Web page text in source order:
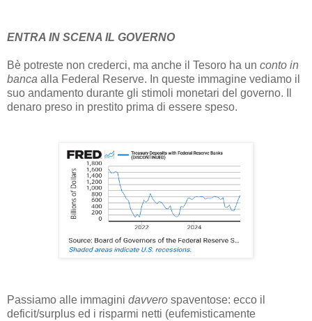
ENTRA IN SCENA IL GOVERNO
Bè potreste non crederci, ma anche il Tesoro ha un conto in
banca alla Federal Reserve. In queste immagine vediamo il
suo andamento durante gli stimoli monetari del governo. Il
denaro preso in prestito prima di essere speso.
Passiamo alle immagini davvero spaventose: ecco il
deficit/surplus ed i risparmi netti (eufemisticamente